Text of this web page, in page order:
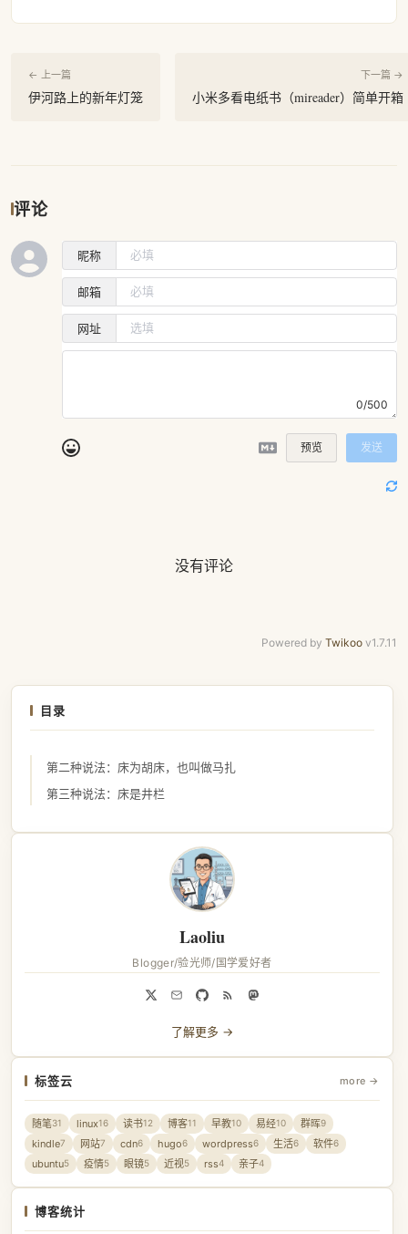
← 上一篇
伊河路上的新年灯笼
下一篇 →
小米多看电纸书（mireader）简单开箱
评论
昵称
邮箱
网址
0/500
预览 发送
没有评论
Powered by Twikoo v1.7.11
Laoliu
Blogger/验光师/国学爱好者
了解更多 →
标签云 more →
随笔31 linux16 读书12 博客11 早教10 易经10 群晖9
kindle7 网站7 cdn6 hugo6 wordpress6 生活6 软件6
ubuntu5 疫情5 眼镜5 近视5 rss4 亲子4
博客统计
目录
第二种说法：床为胡床，也叫做马扎
第三种说法：床是井栏